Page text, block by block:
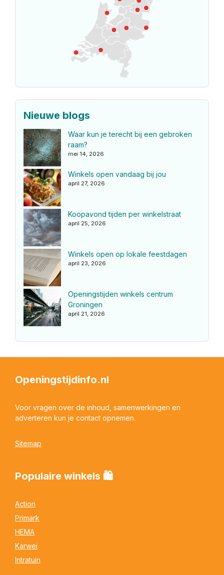
Nieuwe blogs
Waar kun je terecht bij een gebroken
raam?
mei 14, 2026
Winkels open vandaag bij jou
april 27, 2026
Koopavond tijden per winkelstraat
april 25, 2026
Winkels open op lokale feestdagen
april 23, 2026
Openingstijden winkels centrum
Groningen
april 21, 2026
Openingstijdinfo.nl
Voor vragen over de inhoud, samenwerkingen en
adverteren kun je contact opnemen.
Sitemap
Populaire winkels 🛍
Action
Primark
HEMA
Karwei
Intratuin